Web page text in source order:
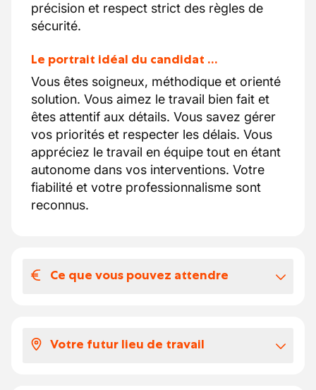
précision et respect strict des règles de
sécurité.
Le portrait idéal du candidat …
Vous êtes soigneux, méthodique et orienté
solution. Vous aimez le travail bien fait et
êtes attentif aux détails. Vous savez gérer
vos priorités et respecter les délais. Vous
appréciez le travail en équipe tout en étant
autonome dans vos interventions. Votre
fiabilité et votre professionnalisme sont
reconnus.
Ce que vous pouvez attendre
Salaire lié aux barèmes de la constructiv
Votre futur lieu de travail